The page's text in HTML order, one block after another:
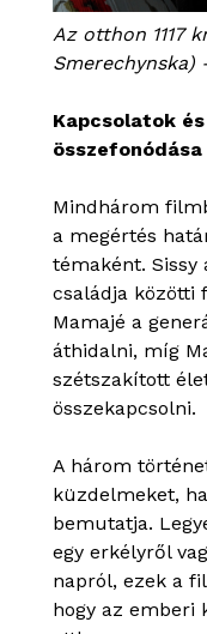
Az otthon 1117
Kapcsolatok
összefonódása
Mindhárom
a megértés
témaként.
családja közötti
Mamajé a
áthidalni, míg
szétszakított
összekapcsolni.
A három
küzdelmeket,
bemutatja.
egy erkélyről
napról, ezek a
hogy az emberi